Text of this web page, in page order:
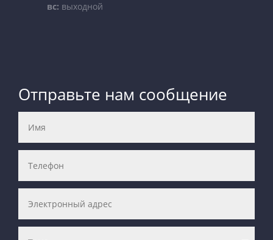
вс: выходной
Отправьте нам сообщение